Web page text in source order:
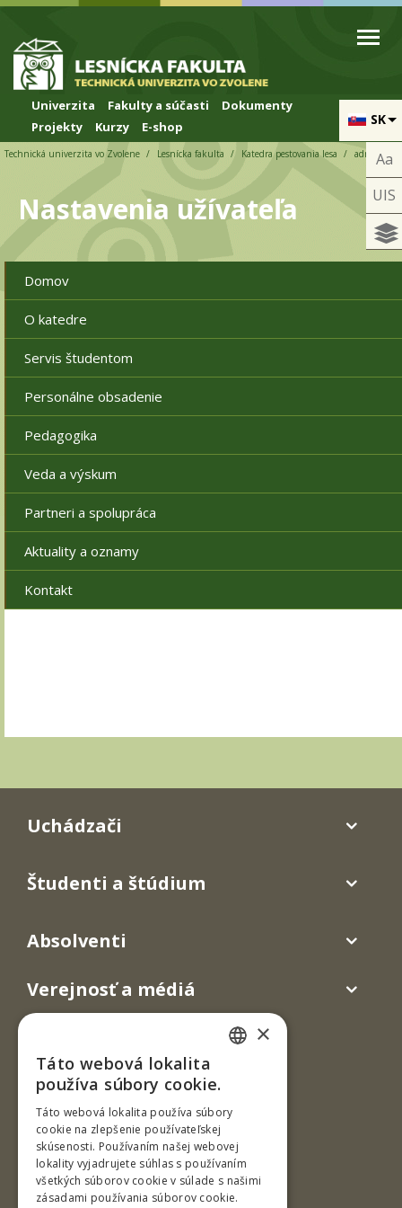
Skip to cookies
Skip to navigation
Skočiť na hlavný obsah
SK
Univerzita Fakulty a súčasti
Dokumenty
Projekty
Kurzy E-shop
Aa
UIS
Technická univerzita vo Zvolene Lesnícka fakulta Katedra pestovania lesa admin
Nastavenia užívateľa
Domov
O katedre
Servis študentom
Personálne obsadenie
Pedagogika
Veda a výskum
Partneri a spolupráca
Aktuality a oznamy
Kontakt
Ul. T. G. Masaryka 24
960 01 Zvolen
Uchádzači
Študenti a štúdium
Absolventi
Verejnosť a médiá
×
Táto webová lokalita
používa súbory cookie.
Táto webová lokalita používa súbory
cookie na zlepšenie používateľskej
skúsenosti. Používaním našej webovej
lokality vyjadrujete súhlas s používaním
všetkých súborov cookie v súlade s našimi
zásadami používania súborov cookie.